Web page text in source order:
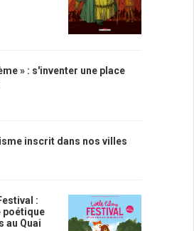
» : s'inventer une place
inscrit dans nos villes
:
poétique
au Quai